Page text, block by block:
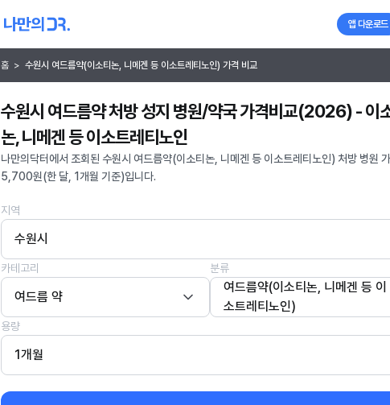
앱 다운로드
홈 > 수원시 여드름약(이소티논, 니메겐 등 이소트레티노인) 가격 비교
수원시 여드름약 처방 성지 병원/약국 가격비교(2026) - 이
논, 니메겐 등 이소트레티노인
나만의닥터에서 조회된 수원시 여드름약(이소티논, 니메겐 등 이소트레티노인) 처방 병원
5,700원(한 달, 1개월 기준)입니다.
지역
수원시
카테고리
여드름 약
분류
여드름약(이소티논, 니메겐 등 이
소트레티노인)
용량
1개월